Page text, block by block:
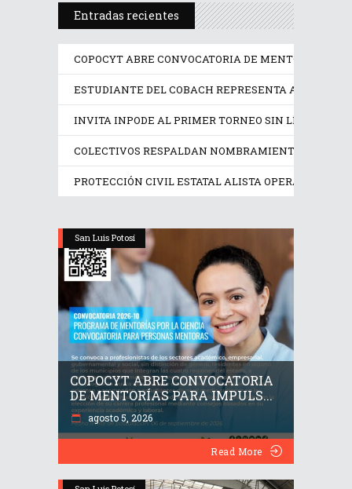
Entradas recientes
COPOCYT ABRE CONVOCATORIA DE MENTORÍAS
ESTUDIANTE DEL COBACH REPRESENTA A MÉXICO
INVITA INPODE AL PRIMER TORNEO SIN LÍMITES
COLECTIVOS RESPALDAN NOMBRAMIENTO EN LA
PROTECCIÓN CIVIL ESTATAL ALISTA OPERATIVO
San Luis Potosí
COPOCYT ABRE CONVOCATORIA
DE MENTORÍAS PARA IMPULS...
agosto 5, 2026
Read More